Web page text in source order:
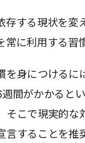
存する現状を変
常に利用する習
を身につけるに
間がかかると
そこで現実的
言することを推